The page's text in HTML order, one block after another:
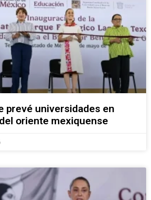
prevé universidades en
oriente mexiquense